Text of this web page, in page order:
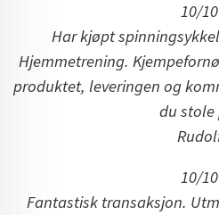
10/10
Har kjøpt
Hjemmetrening.
produktet, leveringen og
du stole
10/10
Fantastisk transaksjon.